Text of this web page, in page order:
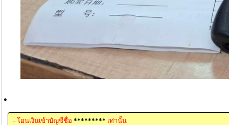
.
- โอนเงินเข้าบัญชีชื่อ ********* เท่านั้น